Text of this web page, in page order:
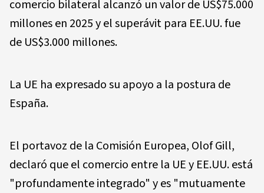
comercio bilateral alcanzó un valor de US$75.000
millones en 2025 y el superávit para EE.UU. fue
de US$3.000 millones.
La UE ha expresado su apoyo a la postura de
España.
El portavoz de la Comisión Europea, Olof Gill,
declaró que el comercio entre la UE y EE.UU. está
"profundamente integrado" y es "mutuamente